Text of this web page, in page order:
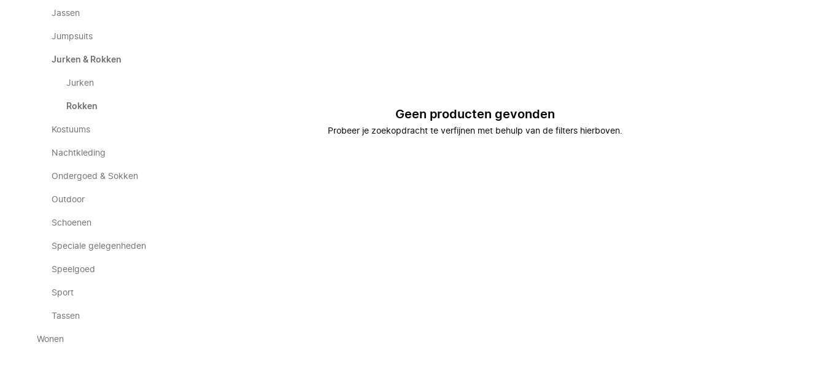
Jassen
Jumpsuits
Jurken & Rokken
Jurken
Rokken
Kostuums
Nachtkleding
Ondergoed & Sokken
Outdoor
Schoenen
Speciale gelegenheden
Speelgoed
Sport
Tassen
Wonen
Geen producten gevonden
Probeer je zoekopdracht te verfijnen met behulp van de filters hierboven.